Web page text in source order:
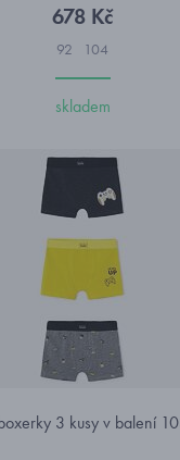
678 Kč
92 104
skladem
3 kusy v balení